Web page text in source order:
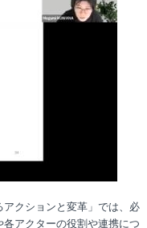
クションと変革」では、必
アクターの役割や連携につ